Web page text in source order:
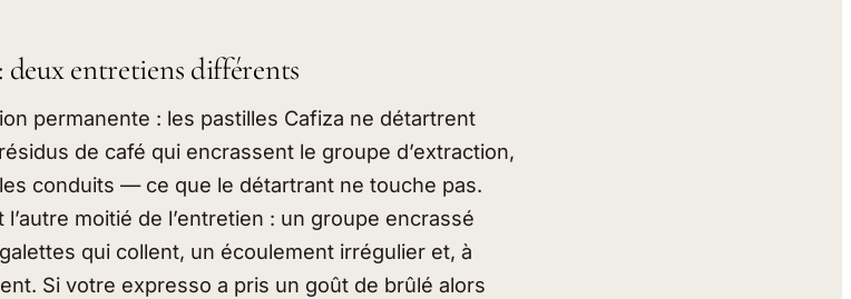
entretiens différents
permanente : les pastilles Cafiza ne détartrent
de café qui encrassent le groupe d’extraction,
conduits — ce que le détartrant ne touche pas.
moitié de l’entretien : un groupe encrassé
qui collent, un écoulement irrégulier et, à
Si votre expresso a pris un goût de brûlé alors